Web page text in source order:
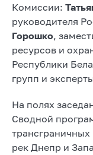
Комиссии:
руководителя
Горошко,
ресурсов и
Республики
групп и
На полях
Сводной
рек Днепр и